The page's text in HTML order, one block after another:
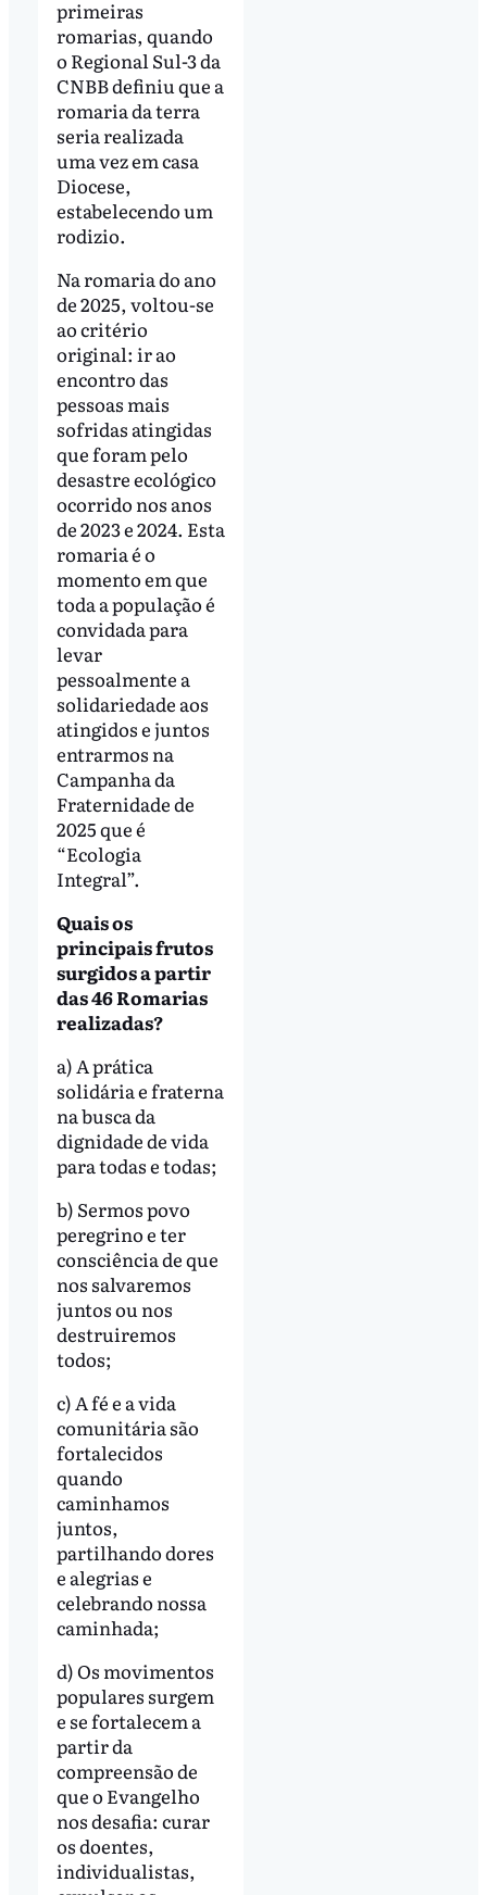
primeiras
romarias, quando
o Regional Sul-3 da
CNBB definiu que a
romaria da terra
seria realizada
uma vez em casa
Diocese,
estabelecendo um
rodizio.
Na romaria do ano
de 2025, voltou-se
ao critério
original: ir ao
encontro das
pessoas mais
sofridas atingidas
que foram pelo
desastre ecológico
ocorrido nos anos
de 2023 e 2024. Esta
romaria é o
momento em que
toda a população é
convidada para
levar
pessoalmente a
solidariedade aos
atingidos e juntos
entrarmos na
Campanha da
Fraternidade de
2025 que é
“Ecologia
Integral”.
Quais os
principais frutos
surgidos a partir
das 46 Romarias
realizadas?
a) A prática
solidária e fraterna
na busca da
dignidade de vida
para todas e todas;
b) Sermos povo
peregrino e ter
consciência de que
nos salvaremos
juntos ou nos
destruiremos
todos;
c) A fé e a vida
comunitária são
fortalecidos
quando
caminhamos
juntos,
partilhando dores
e alegrias e
celebrando nossa
caminhada;
d) Os movimentos
populares surgem
e se fortalecem a
partir da
compreensão de
que o Evangelho
nos desafia: curar
os doentes,
individualistas,